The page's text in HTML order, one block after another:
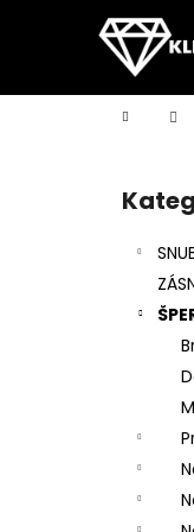
Domů
Přeskočit
kategorie
í
Zpět
do
Zpět
do